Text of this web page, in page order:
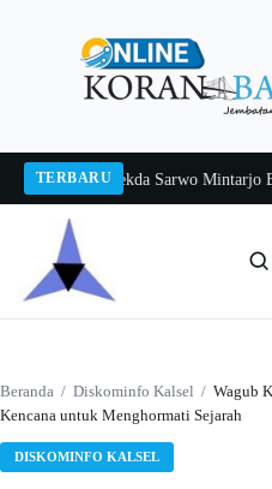
TERBARU
2026Pj Sekda Sarwo Mintarjo Buka
Beranda / Diskominfo Kalsel / Wagub
Kencana untuk Menghormati Sejarah
DISKOMINFO KALSEL